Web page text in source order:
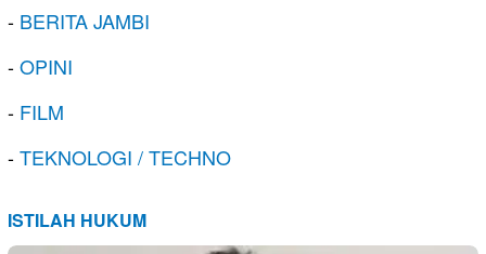
- BERITA JAMBI
-OPINI
- FILM
-TEKNOLOGI / TECHNO
ISTILAH HUKUM